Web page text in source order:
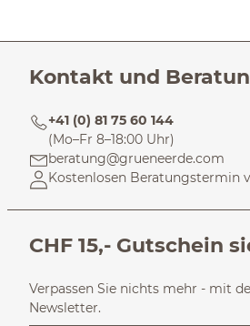
Kontakt und
+41 (0) 81 75 60 144
(Mo–Fr 8–18:00 Uhr)
beratung@grueneerde.com
Kostenlosen Beratungstermin
CHF 15,- Gutschein
Verpassen Sie nichts mehr - mit
Newsletter.